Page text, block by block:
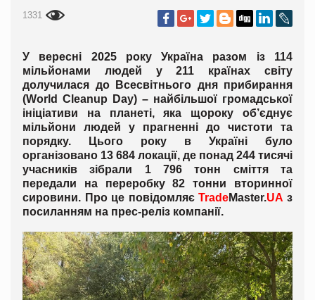
1331
У вересні 2025 року Україна разом із 114
мільйонами людей у 211 країнах світу
долучилася до Всесвітнього дня прибирання
(World Cleanup Day) – найбільшої громадської
ініціативи на планеті, яка щороку об’єднує
мільйони людей у прагненні до чистоти та
порядку. Цього року в Україні було
організовано 13 684 локації, де понад 244 тисячі
учасників зібрали 1 796 тонн сміття та
передали на переробку 82 тонни вторинної
сировини. Про це повідомляєTradeMaster.UA з
посиланням на прес-реліз компанії.